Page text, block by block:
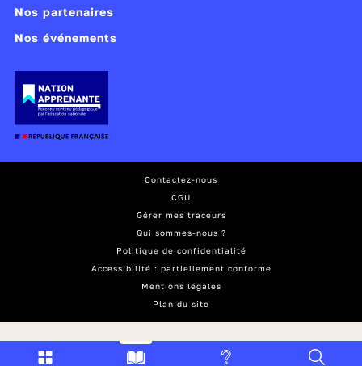
Nos partenaires
Nos événements
Contactez-nous
CGU
Gérer mes traceurs
Qui sommes-nous ?
Politique de confidentialité
Accessibilité : partiellement conforme
Mentions légales
Plan du site